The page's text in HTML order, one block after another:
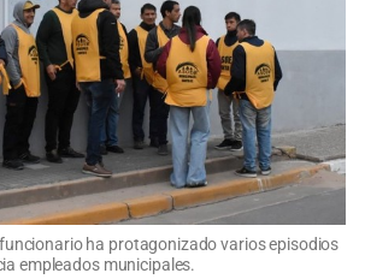
ha protagonizado varios episodios
empleados municipales.